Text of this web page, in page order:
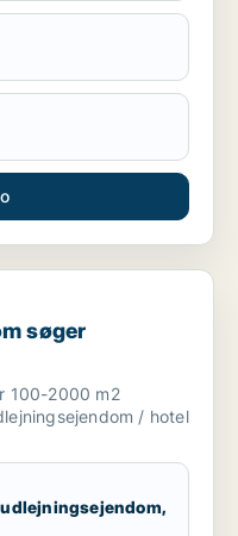
værksted, restaurant,
søger
hotel til salg
100-2000 m2
/ hotel